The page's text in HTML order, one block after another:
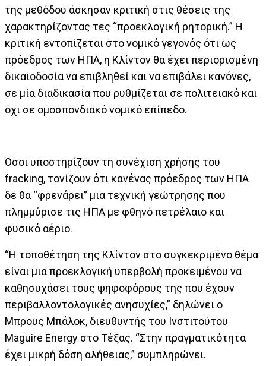
της μεθόδου άσκησαν κριτική στις θέσεις της
χαρακτηρίζοντας τες “προεκλογική ρητορική.” Η
κριτική εντοπίζεται στο νομικό γεγονός ότι ως
πρόεδρος των ΗΠΑ, η Κλίντον θα έχει περιορισμένη
δικαιοδοσία να επιβληθεί και να επιβάλει κανόνες,
σε μία διαδικασία που ρυθμίζεται σε πολιτειακό και
όχι σε ομοσπονδιακό νομικό επίπεδο.
Όσοι υποστηρίζουν τη συνέχιση χρήσης του
fracking, τονίζουν ότι κανένας πρόεδρος των ΗΠΑ
δε θα “φρενάρει” μια τεχνική γεώτρησης που
πλημμύρισε τις ΗΠΑ με φθηνό πετρέλαιο και
φυσικό αέριο.
“Η τοποθέτηση της Κλίντον στο συγκεκριμένο θέμα
είναι μια προεκλογική υπερβολή προκειμένου να
καθησυχάσει τους ψηφοφόρους της που έχουν
περιβαλλοντολογικές ανησυχίες,” δηλώνει ο
Μπρους Μπάλοκ, διευθυντής του Ινστιτούτου
Maguire Energy στο Τέξας. “Στην πραγματικότητα
έχει μικρή δόση αλήθειας,” συμπληρώνει.